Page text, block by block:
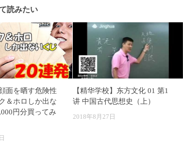
読みたい
面を晒す危険性
＆ホロしか出な
円分買ってみ
【精华学校】东方文化 01 第1
讲 中国古代思想史（上）
2018年8月27日